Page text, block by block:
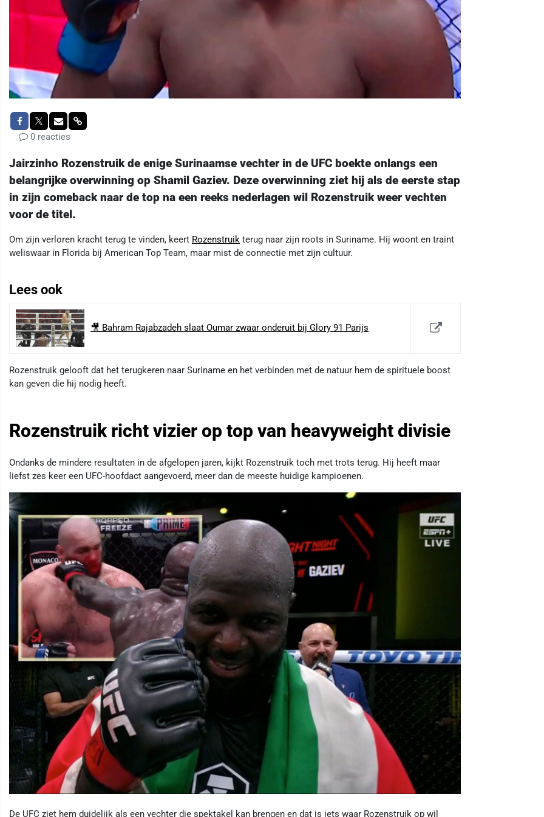
0 reacties
Jairzinho Rozenstruik de enige Surinaamse vechter in de UFC boekte onlangs een
belangrijke overwinning op Shamil Gaziev. Deze overwinning ziet hij als de eerste stap
in zijn comeback naar de top na een reeks nederlagen wil Rozenstruik weer vechten
voor de titel.
Om zijn verloren kracht terug te vinden, keert Rozenstruik terug naar zijn roots in Suriname. Hij woont en traint
weliswaar in Florida bij American Top Team, maar mist de connectie met zijn cultuur.
Lees ook
🎥 Bahram Rajabzadeh slaat Oumar zwaar onderuit bij Glory 91 Parijs
Rozenstruik gelooft dat het terugkeren naar Suriname en het verbinden met de natuur hem de spirituele boost
kan geven die hij nodig heeft.
Rozenstruik richt vizier op top van heavyweight divisie
Ondanks de mindere resultaten in de afgelopen jaren, kijkt Rozenstruik toch met trots terug. Hij heeft maar
liefst zes keer een UFC-hoofdact aangevoerd, meer dan de meeste huidige kampioenen.
De UFC ziet hem duidelijk als een vechter die spektakel kan brengen en dat is iets waar Rozenstruik op wil